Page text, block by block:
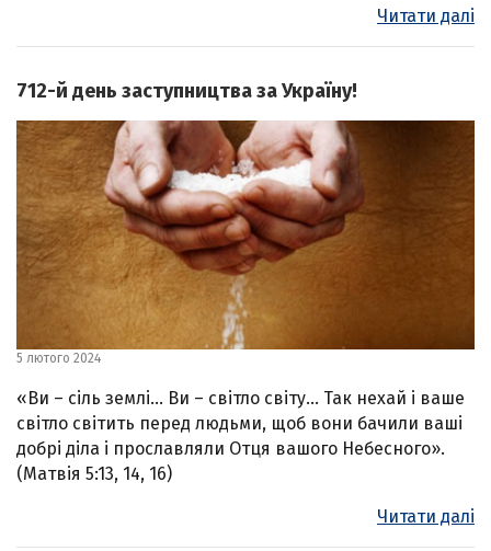
Читати далі
712-й день заступництва за Україну!
5 лютого 2024
«Ви – сіль землі… Ви – світло світу… Так нехай і ваше
світло світить перед людьми, щоб вони бачили ваші
добрі діла і прославляли Отця вашого Небесного».
(Матвія 5:13, 14, 16)
Читати далі